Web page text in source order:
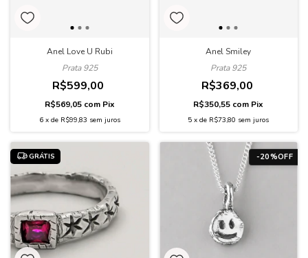
Anel Love U Rubi
Prata 925
R$599,00
R$569,05 com Pix
6 x de R$99,83 sem juros
Anel Smiley
Prata 925
R$369,00
R$350,55 com Pix
5 xde R$73,80 sem juros
GRÁTIS -20%OFF